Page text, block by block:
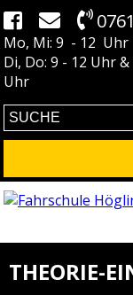
Mo, Mi: 9 - 12 Uhr
Di, Do: 9 - 12 Uhr
Uhr
THEORIE-